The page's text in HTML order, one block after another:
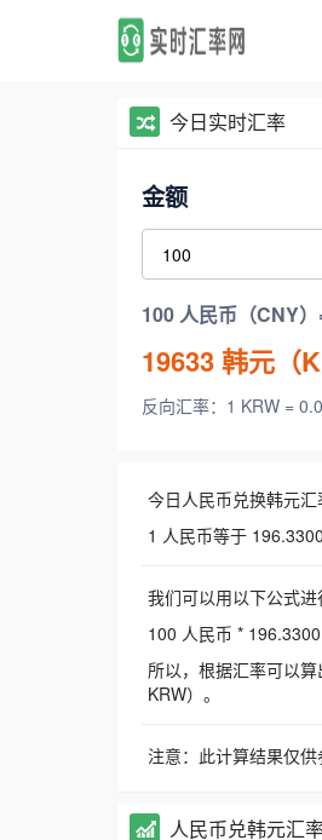
今日实时汇率
金额
100 人民币（CNY
19633韩元（
反向汇率：1 KRW =
今日人民币兑换韩元汇
1 人民币等于
我们可以用以下公式进
100 人民币 *
所以，根据汇率可以
KRW）。
注意：此计算结果仅
人民币兑韩元汇